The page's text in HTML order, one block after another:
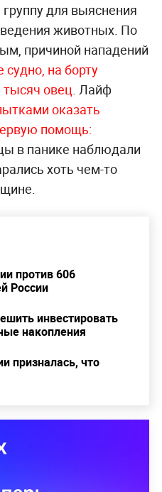
для выяснения
животных. По
причиной нападений
на борту
тысяч овец. Лайф
оказать
помощь:
в панике наблюдали
хоть чем-то
против 606
России
инвестировать
накопления
призналась, что